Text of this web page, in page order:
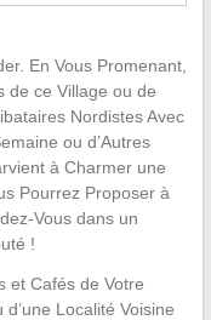
En Vous Promenant,
de ce Village ou de
Nordistes Avec
ou d’Autres
à Charmer une
Pourrez Proposer à
Vous dans un
!
et Cafés de Votre
Localité Voisine